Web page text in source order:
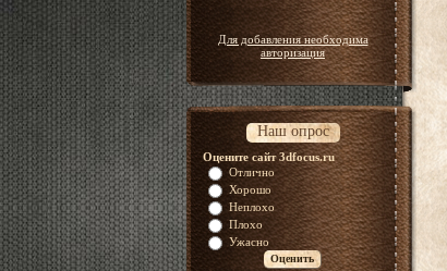
Для добавления необходима
авторизация
Наш опрос
Оцените сайт 3dfocus.ru
Отлично
Хорошо
Неплохо
Плохо
Ужасно